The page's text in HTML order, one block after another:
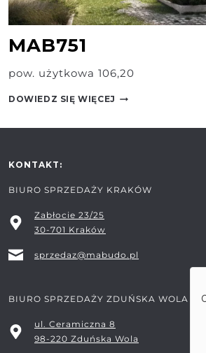
MAB751
pow. użytkowa 106,20
DOWIEDZ SIĘ WIĘCEJ MAB751
KONTAKT:
BIURO SPRZEDAŻY KRAKÓW
Zabłocie 23/25
30-701 Kraków
sprzedaz@mabudo.pl
BIURO SPRZEDAŻY ZDUŃSKA WOLA
ul. Ceramiczna 8
98-220 Zduńska Wola